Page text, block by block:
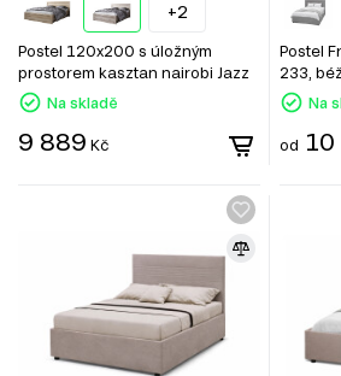
+2
Postel 120x200 s úložným
prostorem kasztan nairobi Jazz
Na skladě
9 889 Kč
Postel
233, béž
Na
od